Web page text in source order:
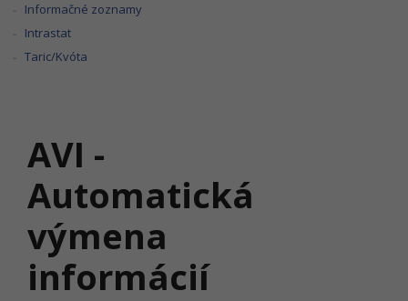
Informačné zoznamy
Intrastat
Taric/Kvóta
AVI -
Automatická
výmena
informácií